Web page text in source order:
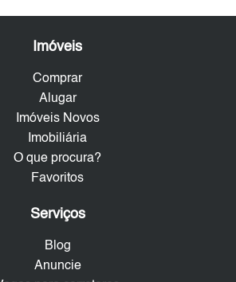
Imóveis
Comprar
Alugar
Imóveis Novos
Imobiliária
O que procura?
Favoritos
Serviços
Blog
Anuncie